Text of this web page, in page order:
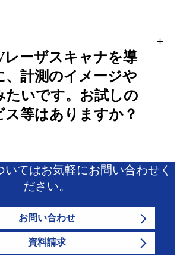
レーザスキャナを導
、計測のイメージや
たいです。お試しの
ス等はありますか？
てはお気軽にお問い合わせく
ださい。
お問い合わせ
資料請求